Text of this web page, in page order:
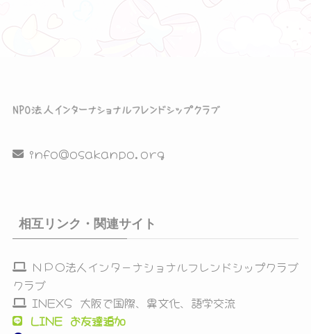
info@osakanpo.org
相互リンク・関連サイト
ＮＰＯ法人インターナショナルフレンドシップクラブ
クラブ
INEXS 大阪で国際、異文化、語学交流
LINE お友達追加